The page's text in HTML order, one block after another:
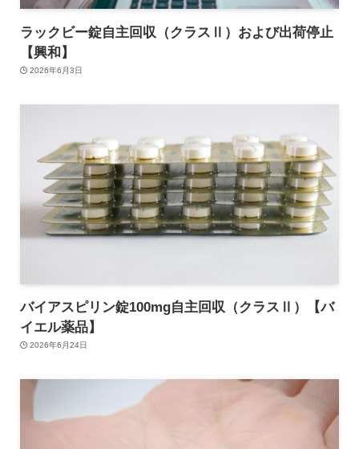
ラックビー錠自主回収（クラスⅡ）および出荷停止
【興和】
2026年6月3日
バイアスピリン錠100mg自主回収（クラスⅡ）【バ
イエル薬品】
2026年6月24日